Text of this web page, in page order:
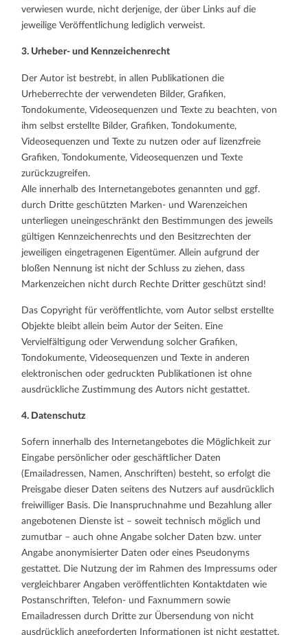
verwiesen wurde, nicht derjenige, der über Links auf die
jeweilige Veröffentlichung lediglich verweist.
3. Urheber- und Kennzeichenrecht
Der Autor ist bestrebt, in allen Publikationen die
Urheberrechte der verwendeten Bilder, Grafiken,
Tondokumente, Videosequenzen und Texte zu beachten, von
ihm selbst erstellte Bilder, Grafiken, Tondokumente,
Videosequenzen und Texte zu nutzen oder auf lizenzfreie
Grafiken, Tondokumente, Videosequenzen und Texte
zurückzugreifen.
Alle innerhalb des Internetangebotes genannten und ggf.
durch Dritte geschützten Marken- und Warenzeichen
unterliegen uneingeschränkt den Bestimmungen des jeweils
gültigen Kennzeichenrechts und den Besitzrechten der
jeweiligen eingetragenen Eigentümer. Allein aufgrund der
bloßen Nennung ist nicht der Schluss zu ziehen, dass
Markenzeichen nicht durch Rechte Dritter geschützt sind!
Das Copyright für veröffentlichte, vom Autor selbst erstellte
Objekte bleibt allein beim Autor der Seiten. Eine
Vervielfältigung oder Verwendung solcher Grafiken,
Tondokumente, Videosequenzen und Texte in anderen
elektronischen oder gedruckten Publikationen ist ohne
ausdrückliche Zustimmung des Autors nicht gestattet.
4. Datenschutz
Sofern innerhalb des Internetangebotes die Möglichkeit zur
Eingabe persönlicher oder geschäftlicher Daten
(Emailadressen, Namen, Anschriften) besteht, so erfolgt die
Preisgabe dieser Daten seitens des Nutzers auf ausdrücklich
freiwilliger Basis. Die Inanspruchnahme und Bezahlung aller
angebotenen Dienste ist – soweit technisch möglich und
zumutbar – auch ohne Angabe solcher Daten bzw. unter
Angabe anonymisierter Daten oder eines Pseudonyms
gestattet. Die Nutzung der im Rahmen des Impressums oder
vergleichbarer Angaben veröffentlichten Kontaktdaten wie
Postanschriften, Telefon- und Faxnummern sowie
Emailadressen durch Dritte zur Übersendung von nicht
ausdrücklich angeforderten Informationen ist nicht gestattet.